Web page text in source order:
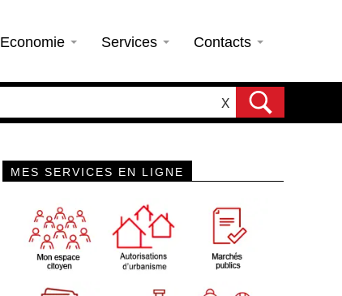
Economie Services Contacts
X
MES SERVICES EN LIGNE